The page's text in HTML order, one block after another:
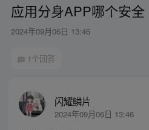
应用分身APP哪个安全
2024年09月06日 13:46
1个回答
闪耀鳞片
2024年09月06日 13:46